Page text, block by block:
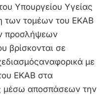
Υπουργείου Υγείας
των τομέων του ΕΚΑΒ
προσλήψεων
βρίσκονται σε
με
ΕΚΑΒ στα
μέσω αποσπάσεων την